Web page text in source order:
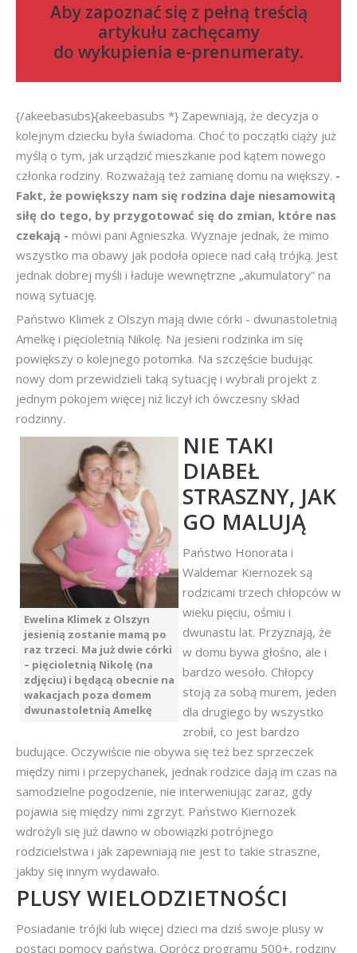
Aby zapoznać się z pełną treścią
artykułu zachęcamy
do wykupienia e-prenumeraty.
{/akeebasubs}{akeebasubs *} Zapewniają, że decyzja o
kolejnym dziecku była świadoma. Choć to początki ciąży już
myślą o tym, jak urządzić mieszkanie pod kątem nowego
członka rodziny. Rozważają też zamianę domu na większy. -
Fakt, że powiększy nam się rodzina daje niesamowitą
siłę do tego, by przygotować się do zmian, które nas
czekają - mówi pani Agnieszka. Wyznaje jednak, że mimo
wszystko ma obawy jak podoła opiece nad całą trójką. Jest
jednak dobrej myśli i ładuje wewnętrzne „akumulatory” na
nową sytuację.
Państwo Klimek z Olszyn mają dwie córki - dwunastoletnią
Amelkę i pięcioletnią Nikolę. Na jesieni rodzinka im się
powiększy o kolejnego potomka. Na szczęście budując
nowy dom przewidzieli taką sytuację i wybrali projekt z
jednym pokojem więcej niż liczył ich ówczesny skład
rodzinny.
Ewelina Klimek z Olszyn
jesienią zostanie mamą po
raz trzeci. Ma już dwie córki
– pięcioletnią Nikolę (na
zdjęciu) i będącą obecnie na
wakacjach poza domem
dwunastoletnią Amelkę
NIE TAKI
DIABEŁ
STRASZNY, JAK
GO MALUJĄ
Państwo Honorata i
Waldemar Kiernozek są
rodzicami trzech chłopców w
wieku pięciu, ośmiu i
dwunastu lat. Przyznają, że
w domu bywa głośno, ale i
bardzo wesoło. Chłopcy
stoją za sobą murem, jeden
dla drugiego by wszystko
zrobił, co jest bardzo
budujące. Oczywiście nie obywa się też bez sprzeczek
między nimi i przepychanek, jednak rodzice dają im czas na
samodzielne pogodzenie, nie interweniując zaraz, gdy
pojawia się między nimi zgrzyt. Państwo Kiernozek
wdrożyli się już dawno w obowiązki potrójnego
rodzicielstwa i jak zapewniają nie jest to takie straszne,
jakby się innym wydawało.
PLUSY WIELODZIETNOŚCI
Posiadanie trójki lub więcej dzieci ma dziś swoje plusy w
postaci pomocy państwa. Oprócz programu 500+, rodziny